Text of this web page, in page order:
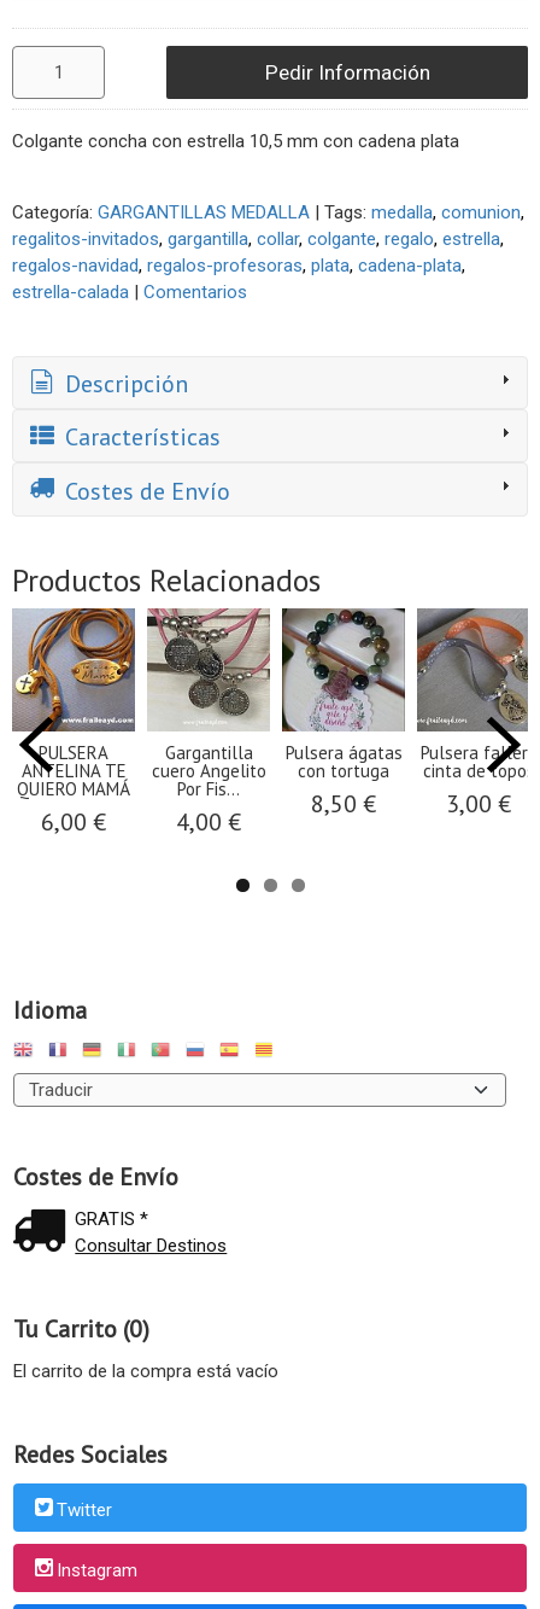
Idioma
Costes de Envío
GRATIS *
Consultar Destinos
Tu Carrito (0)
El carrito de la compra está vacío
Redes Sociales
Twitter
Instagram
Pedir Información
Colgante concha con estrella 10,5 mm con cadena plata
Categoría: GARGANTILLAS MEDALLA | Tags: medalla comunion
regalitos-invitados gargantilla collar colgante regalo estrella
regalos-navidad regalos-profesoras plata cadena-plata
estrella-calada | Comentarios
Descripción
Características
Costes de Envío
Productos Relacionados
PULSERA
ANTELINA TE
QUIERO MAMÁ
6,00 €
Gargantilla
cuero Angelito
Por Fis...
4,00 €
Pulsera ágatas
con tortuga
8,50 €
Pulsera fallera
cinta de topos
3,00 €